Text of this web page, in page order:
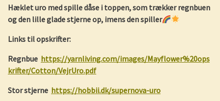
Hæklet uro med spille dåse i toppen, som trækker regnbuen
og den lille glade stjerne op, imens den spiller
Links til opskrifter:
Regnbue https://yarnliving.com/images/Mayflower%20ops
krifter/Cotton/VejrUro.pdf
Stor stjerne https://hobbii.dk/supernova-uro